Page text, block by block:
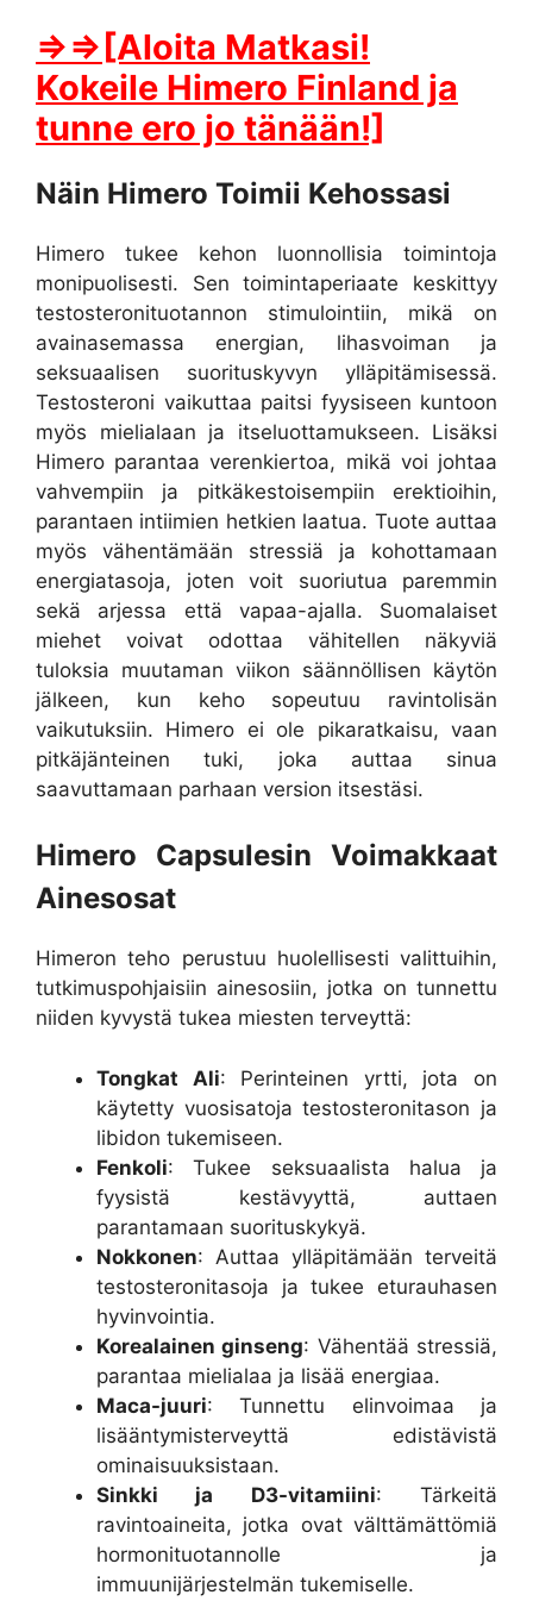
⇒⇒[Aloita Matkasi!
Kokeile Himero Finland ja
tunne ero jo tänään!]
Näin Himero Toimii Kehossasi
Himero tukee kehon luonnollisia toimintoja
monipuolisesti. Sen toimintaperiaate keskittyy
testosteronituotannon stimulointiin, mikä on
avainasemassa energian, lihasvoiman ja
seksuaalisen suorituskyvyn ylläpitämisessä.
Testosteroni vaikuttaa paitsi fyysiseen kuntoon
myös mielialaan ja itseluottamukseen. Lisäksi
Himero parantaa verenkiertoa, mikä voi johtaa
vahvempiin ja pitkäkestoisempiin erektioihin,
parantaen intiimien hetkien laatua. Tuote auttaa
myös vähentämään stressiä ja kohottamaan
energiatasoja, joten voit suoriutua paremmin
sekä arjessa että vapaa-ajalla. Suomalaiset
miehet voivat odottaa vähitellen näkyviä
tuloksia muutaman viikon säännöllisen käytön
jälkeen, kun keho sopeutuu ravintolisän
vaikutuksiin. Himero ei ole pikaratkaisu, vaan
pitkäjänteinen tuki, joka auttaa sinua
saavuttamaan parhaan version itsestäsi.
Himero Capsulesin Voimakkaat
Ainesosat
Himeron teho perustuu huolellisesti valittuihin,
tutkimuspohjaisiin ainesosiin, jotka on tunnettu
niiden kyvystä tukea miesten terveyttä:
Tongkat Ali: Perinteinen yrtti, jota on
käytetty vuosisatoja testosteronitason ja
libidon tukemiseen.
Fenkoli: Tukee seksuaalista halua ja
fyysistä kestävyyttä, auttaen
parantamaan suorituskykyä.
Nokkonen: Auttaa ylläpitämään terveitä
testosteronitasoja ja tukee eturauhasen
hyvinvointia.
Korealainen ginseng: Vähentää stressiä,
parantaa mielialaa ja lisää energiaa.
Maca-juuri: Tunnettu elinvoimaa ja
lisääntymisterveyttä edistävistä
ominaisuuksistaan.
Sinkki ja D3-vitamiini: Tärkeitä
ravintoaineita, jotka ovat välttämättömiä
hormonituotannolle ja
immuunijärjestelmän tukemiselle.